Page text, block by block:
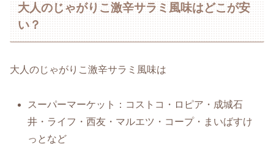
大人のじゃがりこ激辛サラミ風味はどこが安
い？
大人のじゃがりこ激辛サラミ風味は
スーパーマーケット：コストコ・ロピア・成城石
井・ライフ・西友・マルエツ・コープ・まいばすけ
っとなど